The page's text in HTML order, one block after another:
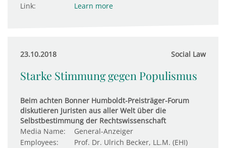
Link:
Learn more
23.10.2018 Social Law
Starke Stimmung gegen Populismus
Beim achten Bonner Humboldt-Preisträger-Forum
diskutieren Juristen aus aller Welt über die
Selbstbestimmung der Rechtswissenschaft
Media Name:
General-Anzeiger
Employees:
Prof. Dr. Ulrich Becker, LL.M. (EHI)